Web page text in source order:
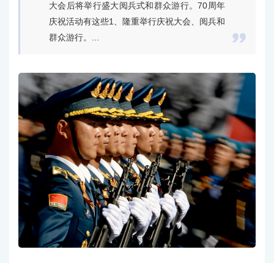

大会后将举行盛大阅兵式和群众游行。70周年
庆祝活动有这些1、隆重举行庆祝大会、阅兵和
群众游行。...